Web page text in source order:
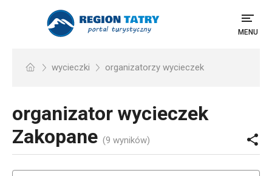
MENU
wycieczki organizatorzy wycieczek
organizator wycieczek
Zakopane (9 wyników)